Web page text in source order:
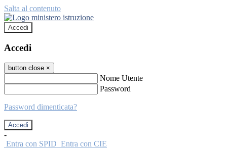
Salta al contenuto
Accedi
Accedi
button close ×
Nome Utente
Password
Password dimenticata?
-
Entra con SPID Entra con CIE